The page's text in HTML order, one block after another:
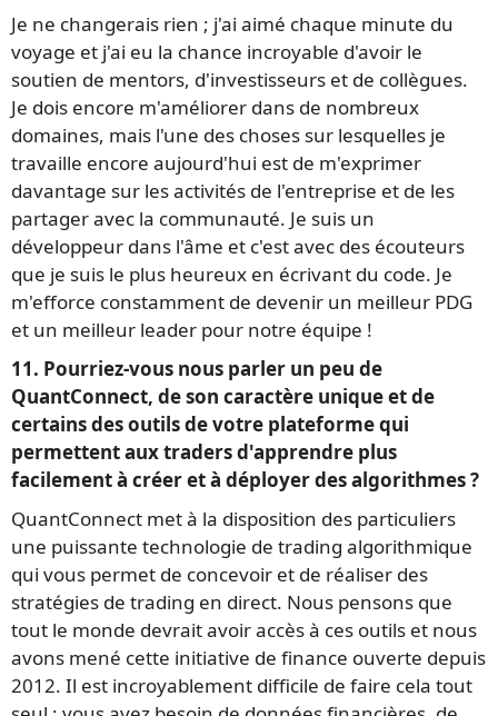
Je ne changerais rien ; j'ai aimé chaque minute du
voyage et j'ai eu la chance incroyable d'avoir le
soutien de mentors, d'investisseurs et de collègues.
Je dois encore m'améliorer dans de nombreux
domaines, mais l'une des choses sur lesquelles je
travaille encore aujourd'hui est de m'exprimer
davantage sur les activités de l'entreprise et de les
partager avec la communauté. Je suis un
développeur dans l'âme et c'est avec des écouteurs
que je suis le plus heureux en écrivant du code. Je
m'efforce constamment de devenir un meilleur PDG
et un meilleur leader pour notre équipe !
11. Pourriez-vous nous parler un peu de
QuantConnect, de son caractère unique et de
certains des outils de votre plateforme qui
permettent aux traders d'apprendre plus
facilement à créer et à déployer des algorithmes ?
QuantConnect met à la disposition des particuliers
une puissante technologie de trading algorithmique
qui vous permet de concevoir et de réaliser des
stratégies de trading en direct. Nous pensons que
tout le monde devrait avoir accès à ces outils et nous
avons mené cette initiative de finance ouverte depuis
2012. Il est incroyablement difficile de faire cela tout